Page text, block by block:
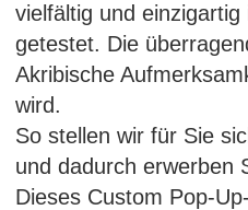
vielfältig und
getestet. Die
Akribische
wird.
So stellen wir für Sie
und dadurch erwerben
Dieses Custom Pop-